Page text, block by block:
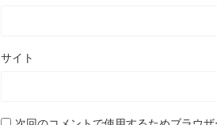
サイト